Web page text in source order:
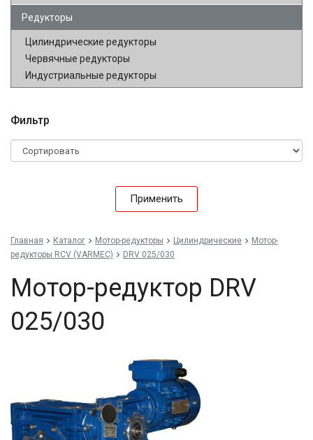
Редукторы
Цилиндрические редукторы
Червячные редукторы
Индустриальные редукторы
Фильтр
Применить
Главная Каталог Мотор-редукторы Цилиндрические
Мотор-
редукторы RCV (VARMEC)
DRV 025/030
Мотор-редуктор DRV
025/030